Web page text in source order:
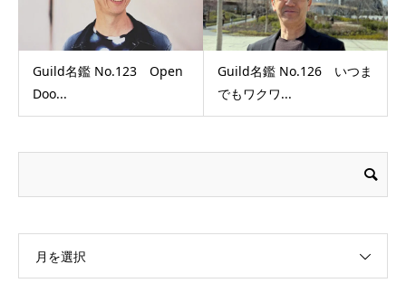
Guild名鑑 No.123 Open
Doo...
Guild名鑑 No.126 いつま
でもワクワ...
月を選択